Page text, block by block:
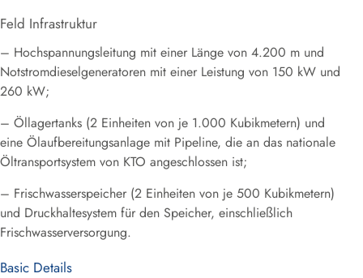
Feld Infrastruktur
– Hochspannungsleitung mit einer Länge von 4.200 m und
Notstromdieselgeneratoren mit einer Leistung von 150 kW und
260 kW;
– Öllagertanks (2 Einheiten von je 1.000 Kubikmetern) und
eine Ölaufbereitungsanlage mit Pipeline, die an das nationale
Öltransportsystem von KTO angeschlossen ist;
– Frischwasserspeicher (2 Einheiten von je 500 Kubikmetern)
und Druckhaltesystem für den Speicher, einschließlich
Frischwasserversorgung.
Basic Details